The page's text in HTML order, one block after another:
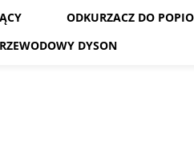
ODKURZACZ DO
DYSON